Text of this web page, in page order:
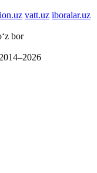
vatt.uz iboralar.uz
bor